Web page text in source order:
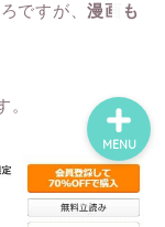
ですが、漫画も
。
MENU